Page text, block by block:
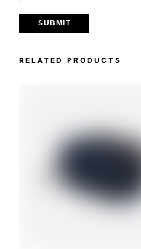
RELATED PRODUCTS